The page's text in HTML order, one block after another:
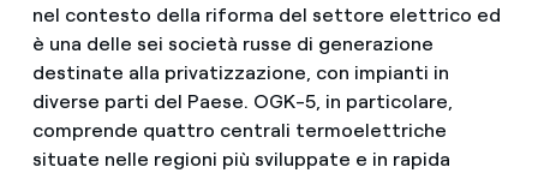
nel contesto della riforma del settore elettrico ed
è una delle sei società russe di generazione
destinate alla privatizzazione, con impianti in
diverse parti del Paese. OGK-5, in particolare,
comprende quattro centrali termoelettriche
situate nelle regioni più sviluppate e in rapida